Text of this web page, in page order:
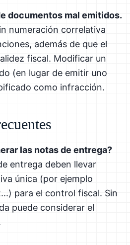
documentos mal emitidos.
numeración correlativa
además de que el
fiscal. Modificar un
(en lugar de emitir uno
como infracción.
las notas de entrega?
entrega deben llevar
única (por ejemplo
para el control fiscal. Sin
puede considerar el